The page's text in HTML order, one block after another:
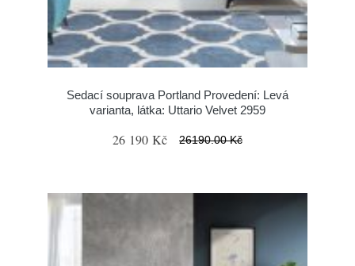
Sedací souprava Portland Provedení: Levá
varianta, látka: Uttario Velvet 2959
26 190 Kč 26190.00 Kč